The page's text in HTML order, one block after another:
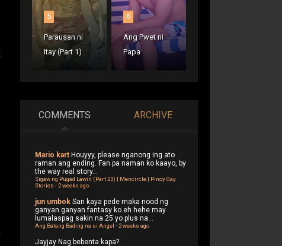
5
Parausan ni
Itay (Part 1)
6
Ang Pwet ni
Papa
COMMENTS ARCHIVE
Mario kart Houyyy, please nganong ing ato
raman ang ending. Fan pa naman ko kaayo, by
the way real story...
Sigaw ng Pugad Lawin (Part 23) | Mencircle | Pinoy Gay
Stories · 2 weeks ago
jun umbok San kaya pede maka nood ng
ganyan ganyan fantasy ko eh hehe may
lumalaspag sakin na 25 yo plus na...
Ang Batang Bading na si Angel · 2 weeks ago
Jayjay Nag bebenta kapa?